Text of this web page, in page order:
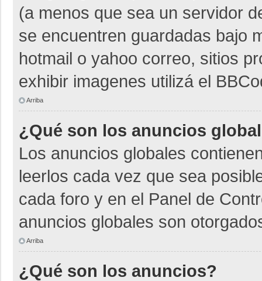
(a menos que sea un servidor
se encuentren guardadas bajo
hotmail o yahoo correo, sitios
exhibir imagenes utilizá el
Arriba
¿Qué son los anuncios
Los anuncios globales
leerlos cada vez que sea
cada foro y en el Panel de
anuncios globales son
Arriba
¿Qué son los anuncios?